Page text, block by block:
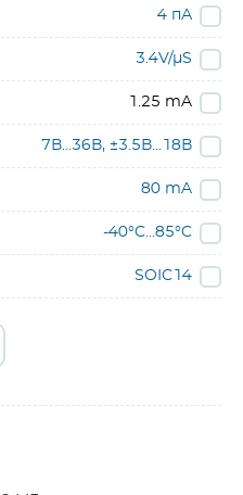
4 пА
3.4V/µS
1.25 mA
7В…36В, ±3.5В…18В
80 mA
-40°C…85°C
SOIC14